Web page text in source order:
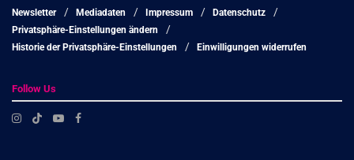
Newsletter Mediadaten Impressum
Datenschutz
Privatsphäre-Einstellungen ändern
Historie der Privatsphäre-Einstellungen
Einwilligungen widerrufen
Follow Us